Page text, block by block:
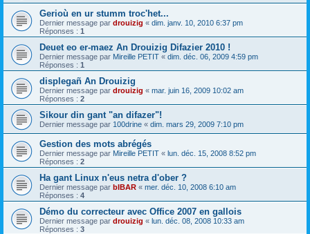
Gerioù en ur stumm troc'het...
Dernier message par drouizig « dim. janv. 10, 2010 6:37 pm
Réponses : 1
Deuet eo er-maez An Drouizig Difazier 2010 !
Dernier message par Mireille PETIT « dim. déc. 06, 2009 4:59 pm
Réponses : 1
displegañ An Drouizig
Dernier message par drouizig « mar. juin 16, 2009 10:02 am
Réponses : 2
Sikour din gant "an difazer"!
Dernier message par 100drine « dim. mars 29, 2009 7:10 pm
Gestion des mots abrégés
Dernier message par Mireille PETIT « lun. déc. 15, 2008 8:52 pm
Réponses : 2
Ha gant Linux n'eus netra d'ober ?
Dernier message par bIBAR « mer. déc. 10, 2008 6:10 am
Réponses : 4
Démo du correcteur avec Office 2007 en gallois
Dernier message par drouizig « lun. déc. 08, 2008 10:33 am
Réponses : 3